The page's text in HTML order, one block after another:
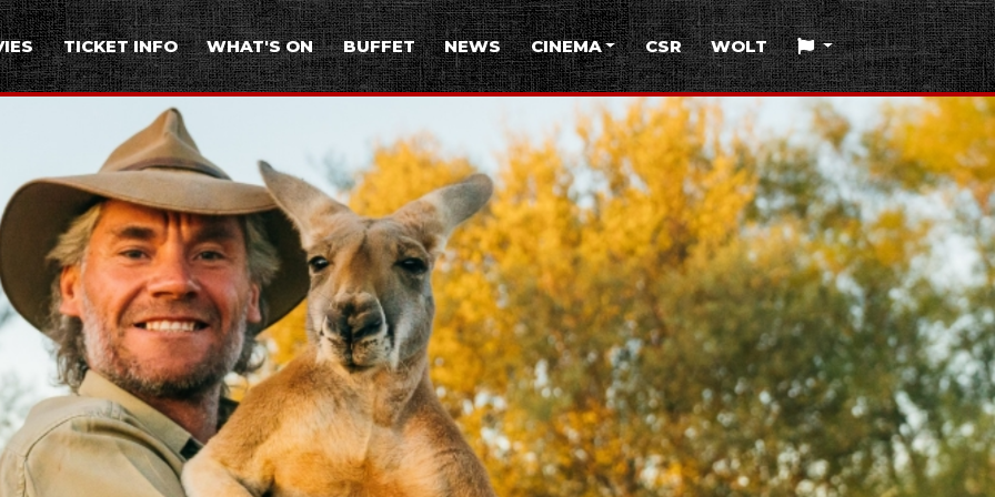
TICKET INFO WHAT'S ON BUFFET NEWS CINEMA CSR WOLT